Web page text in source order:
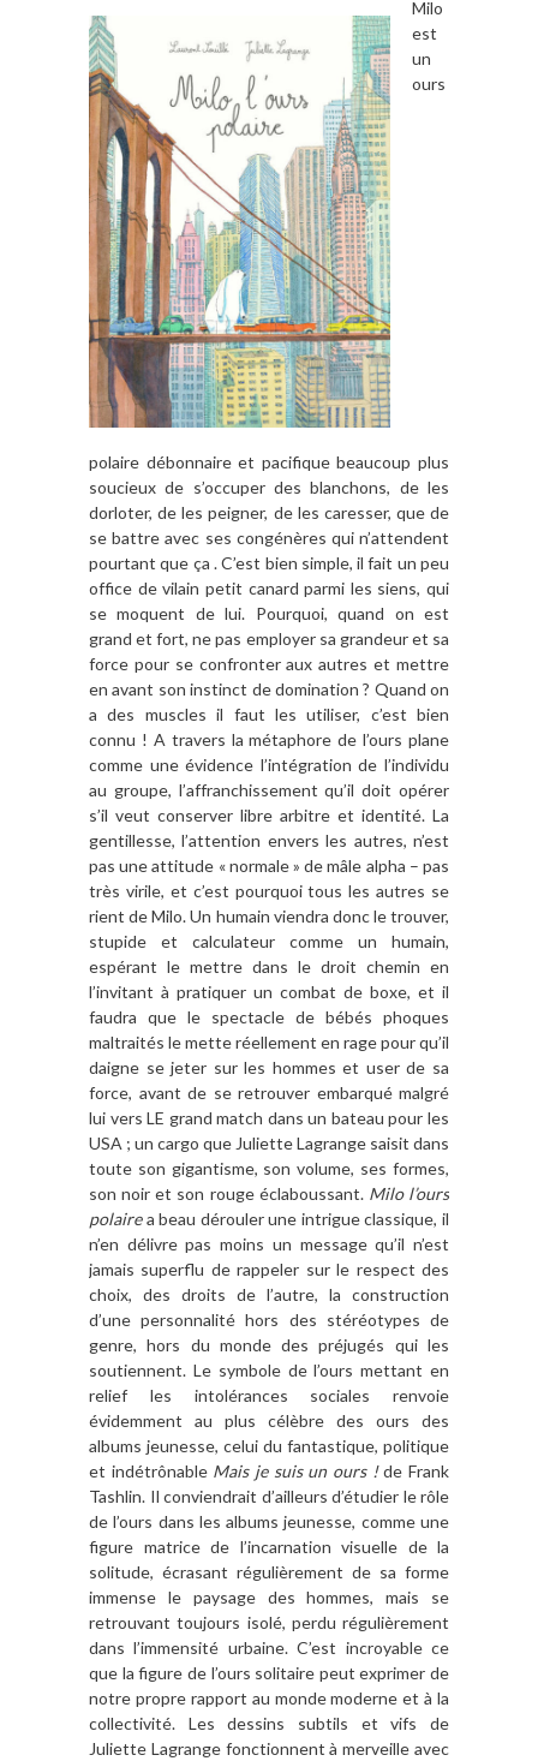
Milo
est
un
ours
polaire débonnaire et pacifique beaucoup plus
soucieux de s’occuper des blanchons, de les
dorloter, de les peigner, de les caresser, que de
se battre avec ses congénères qui n’attendent
pourtant que ça . C’est bien simple, il fait un peu
office de vilain petit canard parmi les siens, qui
se moquent de lui. Pourquoi, quand on est
grand et fort, ne pas employer sa grandeur et sa
force pour se confronter aux autres et mettre
en avant son instinct de domination ? Quand on
a des muscles il faut les utiliser, c’est bien
connu ! A travers la métaphore de l’ours plane
comme une évidence l’intégration de l’individu
au groupe, l’affranchissement qu’il doit opérer
s’il veut conserver libre arbitre et identité. La
gentillesse, l’attention envers les autres, n’est
pas une attitude « normale » de mâle alpha – pas
très virile, et c’est pourquoi tous les autres se
rient de Milo. Un humain viendra donc le trouver,
stupide et calculateur comme un humain,
espérant le mettre dans le droit chemin en
l’invitant à pratiquer un combat de boxe, et il
faudra que le spectacle de bébés phoques
maltraités le mette réellement en rage pour qu’il
daigne se jeter sur les hommes et user de sa
force, avant de se retrouver embarqué malgré
lui vers LE grand match dans un bateau pour les
USA ; un cargo que Juliette Lagrange saisit dans
toute son gigantisme, son volume, ses formes,
son noir et son rouge éclaboussant. Milo l’ours
polairea beau dérouler une intrigue classique, il
n’en délivre pas moins un message qu’il n’est
jamais superflu de rappeler sur le respect des
choix, des droits de l’autre, la construction
d’une personnalité hors des stéréotypes de
genre, hors du monde des préjugés qui les
soutiennent. Le symbole de l’ours mettant en
relief les intolérances sociales renvoie
évidemment au plus célèbre des ours des
albums jeunesse, celui du fantastique, politique
et indétrônable Mais je suis un ours !de Frank
Tashlin. Il conviendrait d’ailleurs d’étudier le rôle
de l’ours dans les albums jeunesse, comme une
figure matrice de l’incarnation visuelle de la
solitude, écrasant régulièrement de sa forme
immense le paysage des hommes, mais se
retrouvant toujours isolé, perdu régulièrement
dans l’immensité urbaine. C’est incroyable ce
que la figure de l’ours solitaire peut exprimer de
notre propre rapport au monde moderne et à la
collectivité. Les dessins subtils et vifs de
Juliette Lagrange fonctionnent à merveille avec